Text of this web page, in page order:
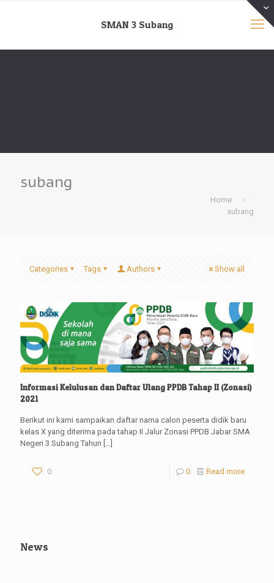
SMAN 3 Subang
subang
Home
subang
Categories Tags Authors Show all
Informasi Kelulusan dan Daftar Ulang PPDB Tahap II (Zonasi)
2021
Berikut ini kami sampaikan daftar nama calon peserta didik baru
kelas X yang diterima pada tahap II Jalur Zonasi PPDB Jabar SMA
Negeri 3 Subang Tahun […]
0 0 Read more
News